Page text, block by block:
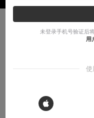
雏雏 2022-06-29
未登录手机号验证后
用
使
 Sign in with Apple